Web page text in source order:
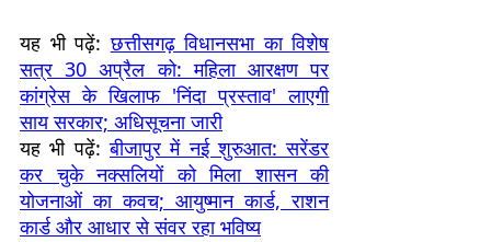
यह भी पढ़ें: छत्तीसगढ़ विधानसभा का विशेष
सत्र 30 अप्रैल को: महिला आरक्षण पर
कांग्रेस के खिलाफ 'निंदा प्रस्ताव' लाएगी
साय सरकार; अधिसूचना जारी
यह भी पढ़ें: बीजापुर में नई शुरुआत: सरेंडर
कर चुके नक्सलियों को मिला शासन की
योजनाओं का कवच; आयुष्मान कार्ड, राशन
कार्ड और आधार से संवर रहा भविष्य